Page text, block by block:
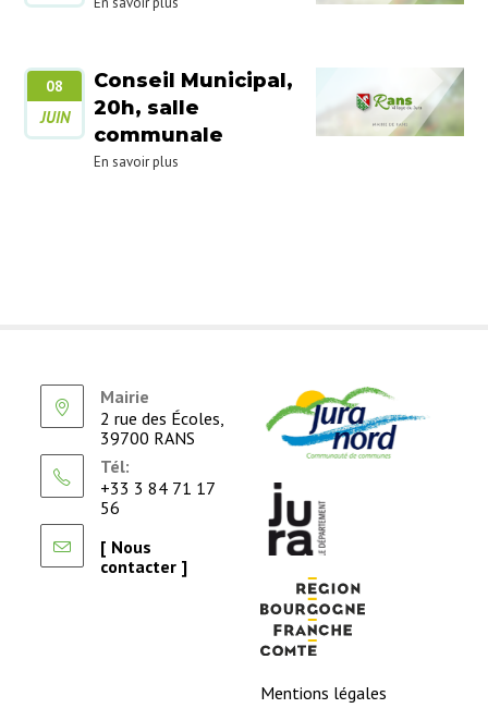
08
JUIN
Conseil Municipal,
20h, salle
communale
En savoir plus
Mairie
2 rue des Écoles,
39700 RANS
Tél:
+33 3 84 71 17
56
[ Nous
contacter ]
Mentions légales